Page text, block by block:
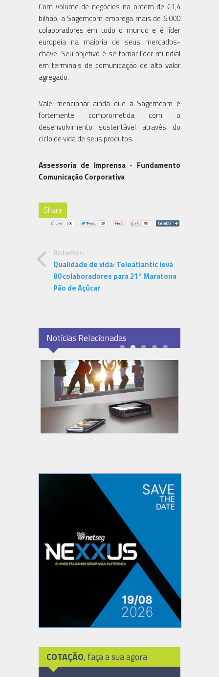
Com volume de negócios na ordem de €1,4
bilhão, a Sagemcom emprega mais de 6.000
colaboradores em todo o mundo e é líder
europeia na maioria de seus mercados-
chave. Seu objetivo é se tornar líder mundial
em terminais de comunicação de alto valor
agregado.
Vale mencionar ainda que a Sagemcom é
fortemente comprometida com o
desenvolvimento sustentável através do
ciclo de vida de seus produtos.
Assessoria de Imprensa - Fundamento
Comunicação Corporativa
Share
Anterior:
Qualidade de vida: Teleatlantic leva
80 colaboradores para 21° Maratona
Pão de Açúcar
Notícias Relacionadas
COTAÇÃO, faça a sua agora